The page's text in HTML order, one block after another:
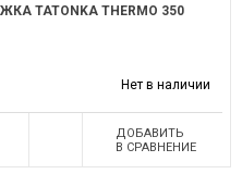
TATONKA THERMO 350
Нет в наличии
ДОБАВИТЬ
В СРАВНЕНИЕ